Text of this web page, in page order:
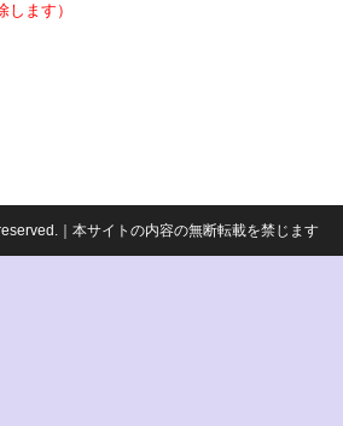
ます）
｜本サイトの内容の無断転載を禁じます